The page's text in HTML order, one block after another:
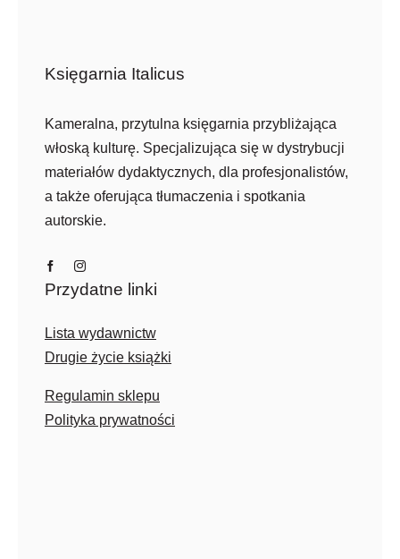
Księgarnia Italicus
Kameralna, przytulna księgarnia przybliżająca
włoską kulturę. Specjalizująca się w dystrybucji
materiałów dydaktycznych, dla profesjonalistów,
a także oferująca tłumaczenia i spotkania
autorskie.
Przydatne linki
Lista wydawnictw
Drugie życie książki
Regulamin sklepu
Polityka prywatności